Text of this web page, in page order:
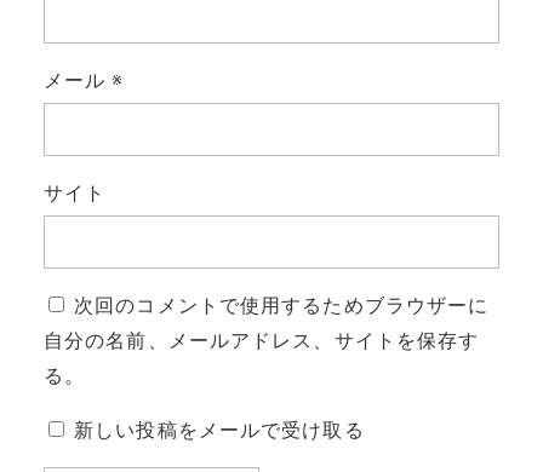
メール※
サイト
次回のコメントで使用するためブラウザーに
自分の名前、メールアドレス、サイトを保存す
る。
新しい投稿をメールで受け取る